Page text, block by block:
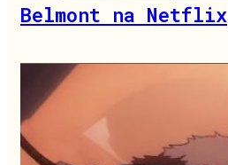
Belmont na Netflix